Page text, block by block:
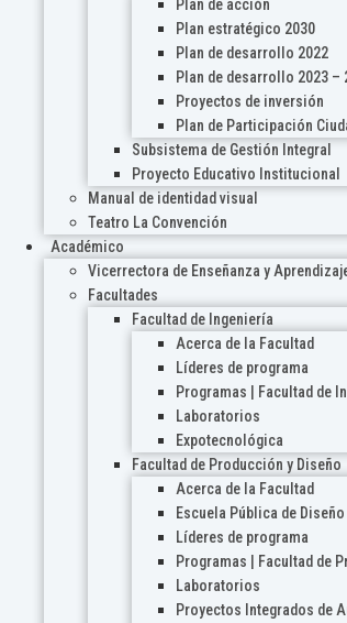
Plan de acción
Plan estratégico 2030
Plan de desarrollo 2022
Plan de desarrollo 2023 –
Proyectos de inversión
Plan de Participación
Subsistema de Gestión Integral
Proyecto Educativo Institucional
Manual de identidad visual
Teatro La Convención
Académico
Vicerrectora de Enseñanza y
Facultades
Facultad de Ingeniería
Acerca de la Facultad
Líderes de programa
Programas | Facultad de
Laboratorios
Expotecnológica
Facultad de Producción y Diseño
Acerca de la Facultad
Escuela Pública de Diseño
Líderes de programa
Programas | Facultad de
Laboratorios
Proyectos Integrados de